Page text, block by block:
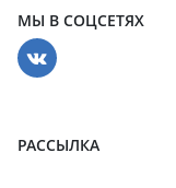
МЫ В СОЦСЕТЯХ
РАССЫЛКА